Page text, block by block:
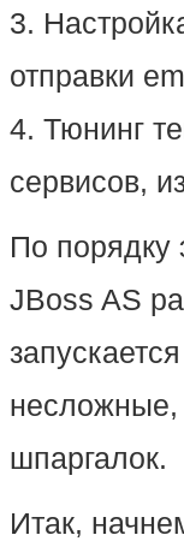
3.
отправки
4. Тюнинг
сервисов,
По порядку
JBoss AS
шпаргалок.
Итак,